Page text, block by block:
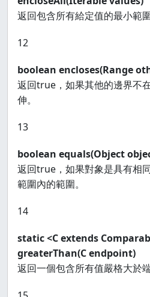
返回包含所有給定值的最小範圍
12
boolean encloses(Range
返回true，如果其他的邊界不
伸。
13
boolean equals(Object
返回true，如果對象是具有相
範圍內的範圍。
14
static <C extends
greaterThan(C endpoint)
返回一個包含所有值嚴格大於